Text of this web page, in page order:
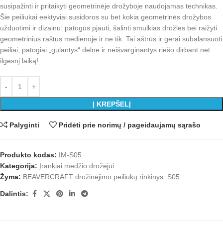
susipažinti ir pritaikyti geometrinėje drožyboje naudojamas technikas.
Šie peiliukai eektyviai susidoros su bet kokia geometrinės drožybos
užduotimi ir dizainu: patogūs pjauti, šalinti smulkias drožles bei raižyti
geometrinius raštus medienoje ir ne tik. Tai aštrūs ir gerai subalansuoti
peiliai, patogiai „gulantys“ delne ir neišvarginantys riešo dirbant net
ilgesnį laiką!
Į KREPŠELĮ
Palyginti Pridėti prie norimų / pageidaujamų sąrašo
Produkto kodas: IM-S05
Kategorija: Įrankiai medžio drožėjui
Žyma: BEAVERCRAFT drožinėjimo peiliukų rinkinys S05
Dalintis: